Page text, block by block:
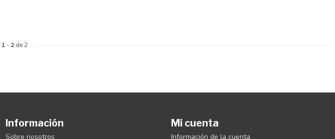
1 - 2 de 2
Información
Sobre nosotros
Mi cuenta
Información de la cuenta